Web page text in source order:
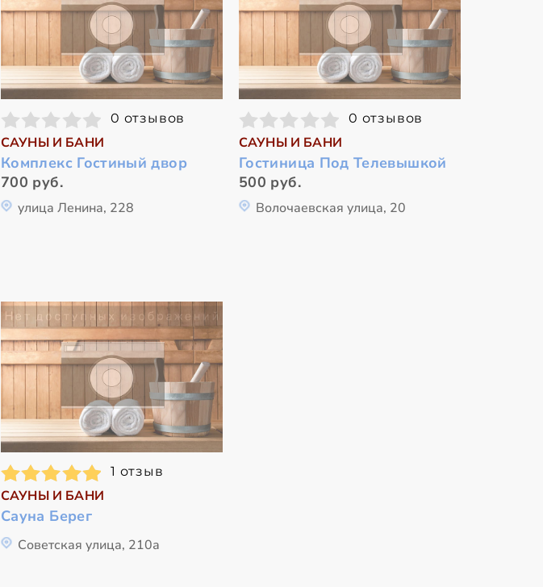
0 отзывов
САУНЫ И БАНИ
Комплекс Гостиный двор
700 руб.
улица Ленина, 228
0 отзывов
САУНЫ И БАНИ
Гостиница Под Телевышкой
500 руб.
Волочаевская улица, 20
1 отзыв
САУНЫ И БАНИ
Сауна Берег
Советская улица, 210а